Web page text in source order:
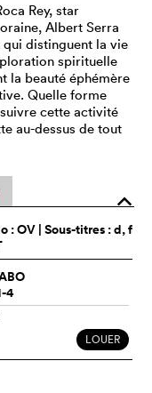
Rey, star
Albert Serra
distinguent la vie
spirituelle
la beauté éphémère
Quelle forme
cette activité
au-dessus de tout
o
:OV | Sous-titres : d, f
4
LOUER